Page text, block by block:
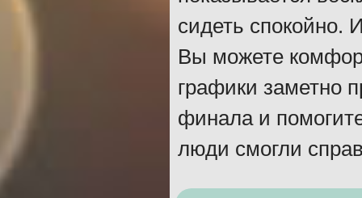
сидеть спокойно.
Вы можете
графики заметно
финала и
люди смогли